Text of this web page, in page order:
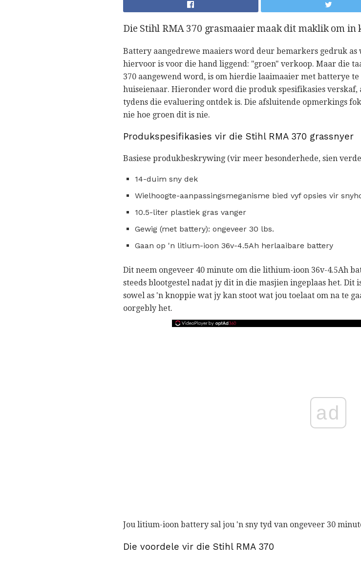
Die Stihl RMA 370 grasmaaier maak dit maklik om in
Battery aangedrewe maaiers word deur bemarkers gedruk
hiervoor is voor die hand liggend: "groen" verkoop. Maar die
370 aangewend word, is om hierdie laaimaaier met batterye
huiseienaar. Hieronder word die produk spesifikasies verskaf,
tydens die evaluering ontdek is. Die afsluitende opmerkings
nie hoe groen dit is nie.
Produkspesifikasies vir die Stihl RMA 370 grassnyer
Basiese produkbeskrywing (vir meer besonderhede, sien
14-duim sny dek
Wielhoogte-aanpassingsmeganisme bied vyf opsies vir
10.5-liter plastiek gras vanger
Gewig (met battery): ongeveer 30 lbs.
Gaan op 'n litium-ioon 36v-4.5Ah herlaaibare battery
Dit neem ongeveer 40 minute om die lithium-ioon 36v-4.5Ah
steeds blootgestel nadat jy dit in die masjien ingeplaas het.
sowel as 'n knoppie wat jy kan stoot wat jou toelaat om na te
oorgebly het.
ad
Jou litium-ioon battery sal jou 'n sny tyd van ongeveer 30
Die voordele vir die Stihl RMA 370